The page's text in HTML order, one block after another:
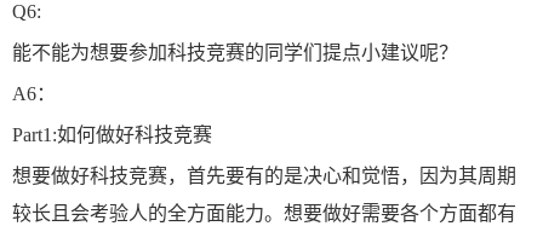
Q6:
能不能为想要参加科技竞赛的同学们提点小建议呢？
A6：
Part1:如何做好科技竞赛
想要做好科技竞赛，首先要有的是决心和觉悟，因为其周期
较长且会考验人的全方面能力。想要做好需要各个方面都有